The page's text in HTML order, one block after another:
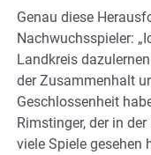
Genau diese
Nachwuchsspieler:
Landkreis
der Zusammenhalt
Geschlossenheit
Rimstinger, der in
viele Spiele gesehen